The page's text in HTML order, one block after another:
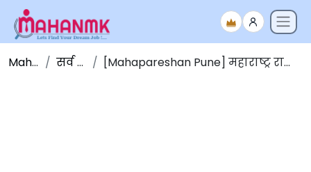
Maha NMK सर्व जाहिराती [Mahapareshan Pune] महाराष्ट्र राज्य विद्युत पारेषण कंपनी पुणे भरती 2025